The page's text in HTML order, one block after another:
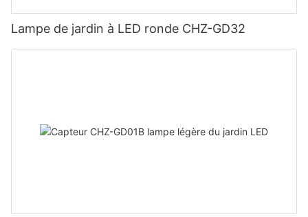
Lampe de jardin à LED ronde CHZ-GD32